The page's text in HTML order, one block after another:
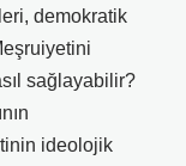
demokratik
sağlayabilir?
ideolojik